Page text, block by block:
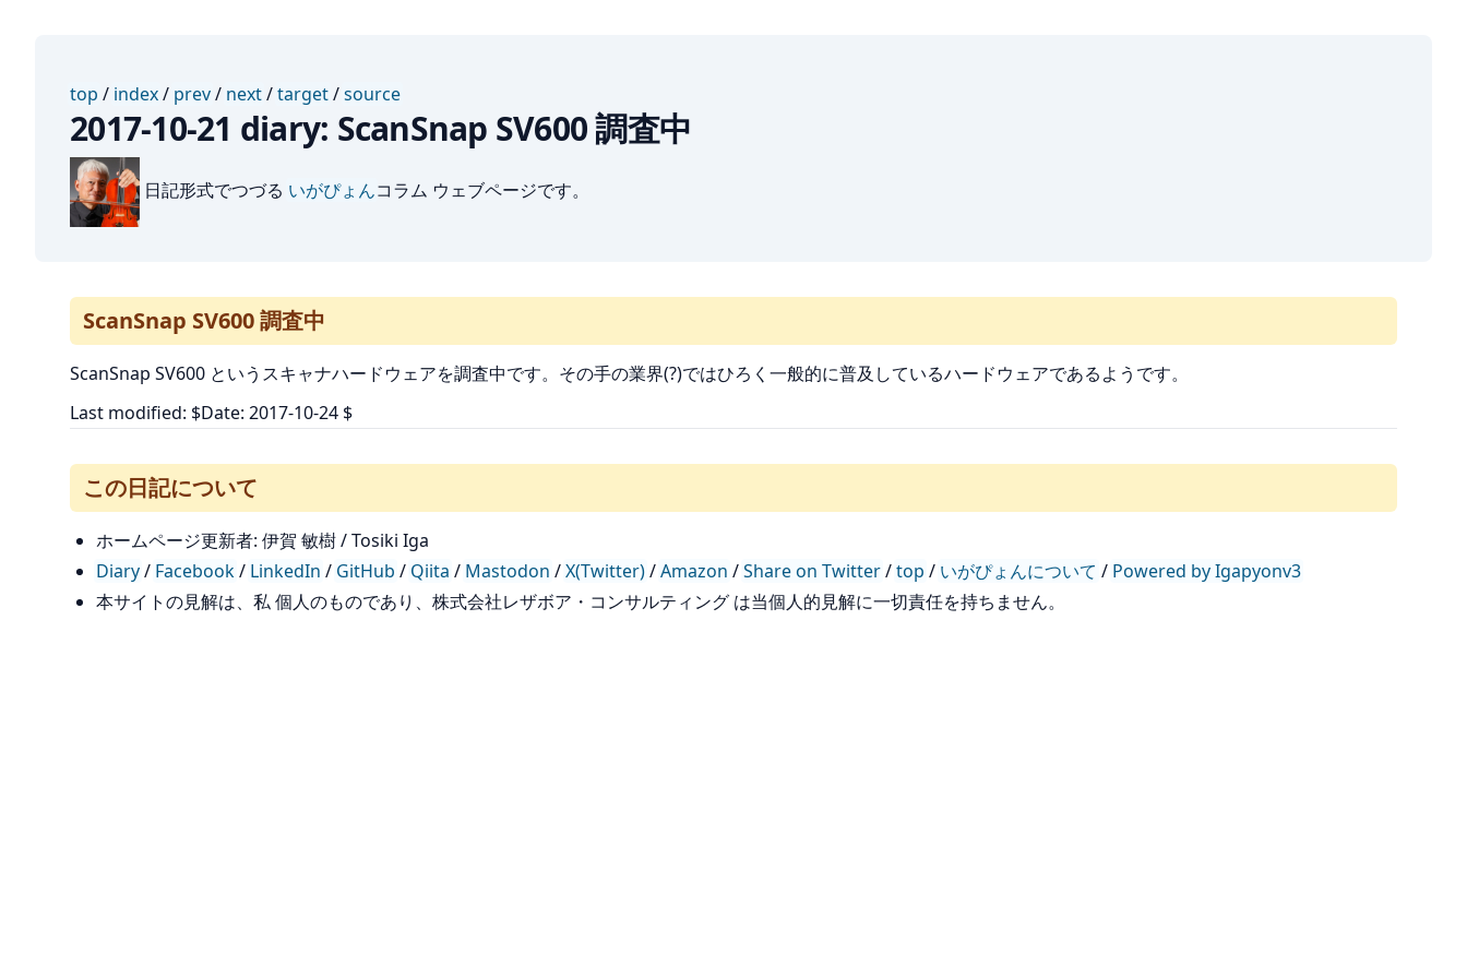
top / index/ prev/ next/target/source
2017-10-21 diary: ScanSnap SV600 調査中
日記形式でつづる いがぴょんコラム ウェブページです。
ScanSnap SV600 調査中
ScanSnap SV600 というスキャナハードウェアを調査中です。その手の業界(?)ではひろく一般的に普及しているハードウェアであるようです。
Last modified: $Date: 2017-10-24 $
この日記について
ホームページ更新者: 伊賀 敏樹 / Tosiki Iga
Diary/ Facebook/ LinkedIn / GitHub / Qiita / Mastodon /X(Twitter)/Amazon /Share on Twitter/top / いがぴょんについて / Powered by Igapyonv3
本サイトの見解は、私 個人のものであり、株式会社レザボア・コンサルティング は当個人的見解に一切責任を持ちません。